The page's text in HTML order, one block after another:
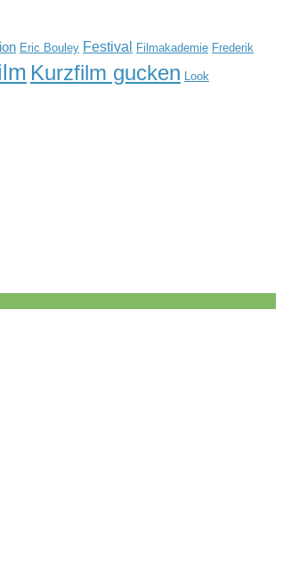
Eric Bouley Festival Filmakademie Frederik
Kurzfilm gucken Look